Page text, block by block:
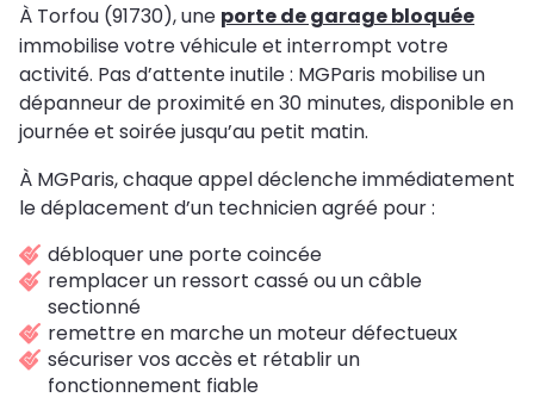
À Torfou (91730), une porte de garage bloquée
immobilise votre véhicule et interrompt votre
activité. Pas d’attente inutile : MGParis mobilise un
dépanneur de proximité en 30 minutes, disponible en
journée et soirée jusqu’au petit matin.
À MGParis, chaque appel déclenche immédiatement
le déplacement d’un technicien agréé pour :
débloquer une porte coincée
remplacer un ressort cassé ou un câble
sectionné
remettre en marche un moteur défectueux
sécuriser vos accès et rétablir un
fonctionnement fiable